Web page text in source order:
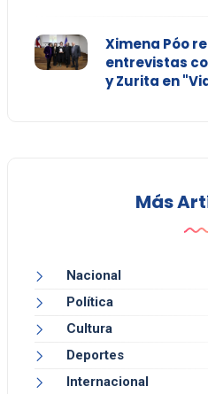
Ximena Póo
entrevistas
y Zurita en
Más
Nacional
Política
Cultura
Deportes
Internacional